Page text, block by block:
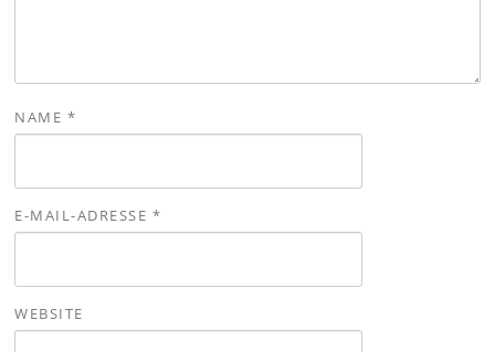
NAME *
E-MAIL-ADRESSE *
WEBSITE